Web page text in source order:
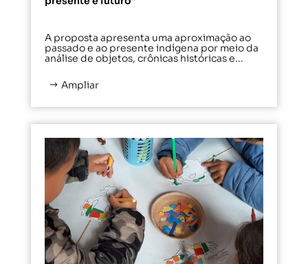
A proposta apresenta uma aproximação ao
passado e ao presente indígena por meio da
análise de objetos, crônicas históricas e...
Ampliar